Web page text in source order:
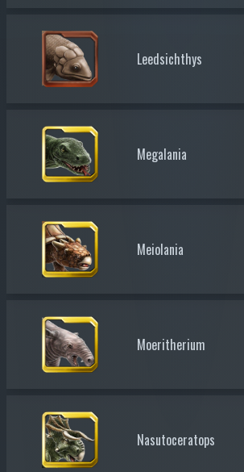
Leedsichthys
Megalania
Meiolania
Moeritherium
Nasutoceratops